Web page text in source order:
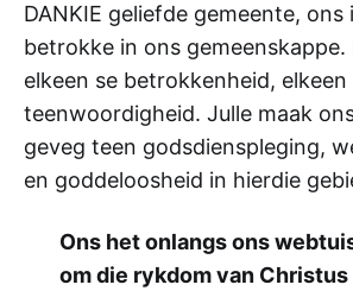
DANKIE geliefde gemeente, ons
betrokke in ons gemeenskappe.
elkeen se betrokkenheid, elkeen
teenwoordigheid. Julle maak
geveg teen godsdienspleging,
en goddeloosheid in hierdie
Ons het onlangs ons
om die rykdom van